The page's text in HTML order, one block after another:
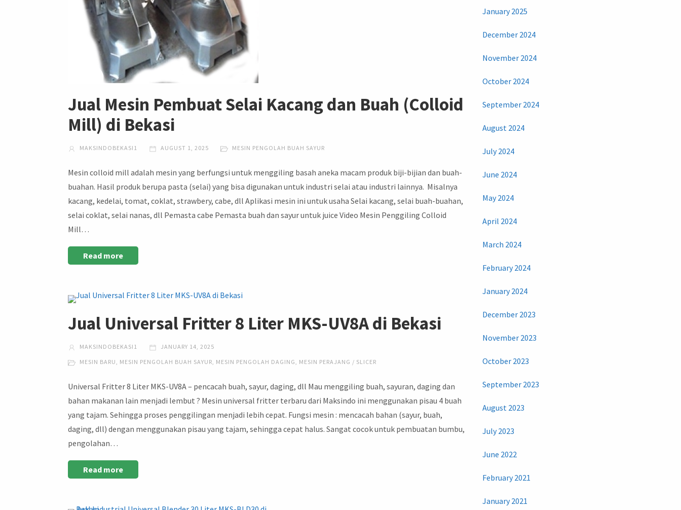
Jual Mesin Pembuat Selai Kacang dan Buah (Colloid
Mill) di Bekasi
MAKSINDOBEKASI1 AUGUST 1, 2025 MESIN PENGOLAH BUAH SAYUR
Mesin colloid mill adalah mesin yang berfungsi untuk menggiling basah aneka macam produk biji-bijian dan buah-
buahan. Hasil produk berupa pasta (selai) yang bisa digunakan untuk industri selai atau industri lainnya. Misalnya
kacang, kedelai, tomat, coklat, strawbery, cabe, dll Aplikasi mesin ini untuk usaha Selai kacang, selai buah-buahan,
selai coklat, selai nanas, dll Pemasta cabe Pemasta buah dan sayur untuk juice Video Mesin Penggiling Colloid
Mill…
Read more
Jual Universal Fritter 8 Liter MKS-UV8A di Bekasi
MAKSINDOBEKASI1 JANUARY 14, 2025
MESIN BARU, MESIN PENGOLAH BUAH SAYUR, MESIN PENGOLAH DAGING, MESIN PERAJANG / SLICER
Universal Fritter 8 Liter MKS-UV8A – pencacah buah, sayur, daging, dll Mau menggiling buah, sayuran, daging dan
bahan makanan lain menjadi lembut ? Mesin universal fritter terbaru dari Maksindo ini menggunakan pisau 4 buah
yang tajam. Sehingga proses penggilingan menjadi lebih cepat. Fungsi mesin : mencacah bahan (sayur, buah,
daging, dll) dengan menggunakan pisau yang tajam, sehingga cepat halus. Sangat cocok untuk pembuatan bumbu,
pengolahan…
Read more
January 2025
December 2024
November 2024
October 2024
September 2024
August 2024
July 2024
June 2024
May 2024
April 2024
March 2024
February 2024
January 2024
December 2023
November 2023
October 2023
September 2023
August 2023
July 2023
June 2022
February 2021
January 2021